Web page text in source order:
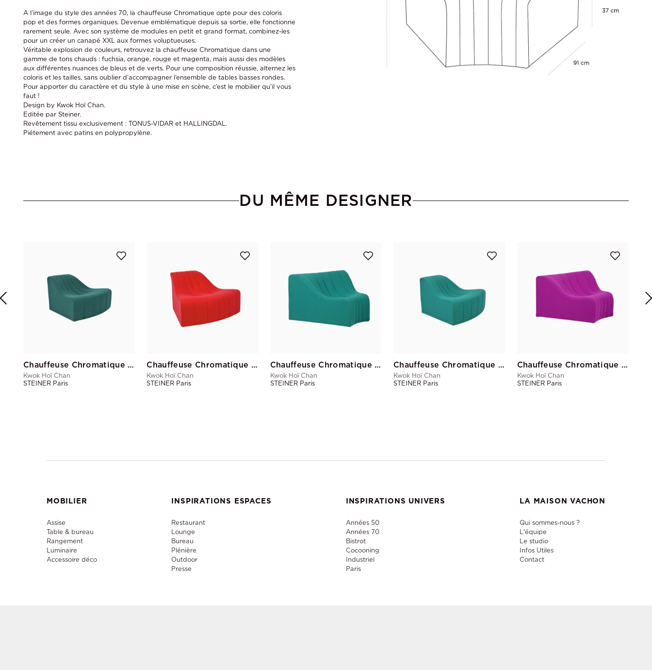
A l’image du style des années 70, la chauffeuse Chromatique opte pour des coloris
pop et des formes organiques. Devenue emblématique depuis sa sortie, elle fonctionne
rarement seule. Avec son système de modules en petit et grand format, combinez-les
pour un créer un canapé XXL aux formes voluptueuses.
Véritable explosion de couleurs, retrouvez la chauffeuse Chromatique dans une
gamme de tons chauds : fuchsia, orange, rouge et magenta, mais aussi des modèles
aux différentes nuances de bleus et de verts. Pour une composition réussie, alternez les
coloris et les tailles, sans oublier d’accompagner l’ensemble de tables basses rondes.
Pour apporter du caractère et du style à une mise en scène, c’est le mobilier qu’il vous
faut !
Design by Kwok Hoï Chan.
Editée par Steiner.
Revêtement tissu exclusivement : TONUS-VIDAR et HALLINGDAL.
Piétement avec patins en polypropylène.
DU MÊME DESIGNER
Chauffeuse Chromatique Vert Sapin Pd
Kwok Hoï Chan
STEINER Paris
Chauffeuse Chromatique Rouge Pd
Kwok Hoï Chan
STEINER Paris
Chauffeuse Chromatique Vert Emeraude Gd
Kwok Hoï Chan
STEINER Paris
Chauffeuse Chromatique Vert Emeraude Pd
Kwok Hoï Chan
STEINER Paris
Chauffeuse Chromatique Magenta Gd
Kwok Hoï Chan
STEINER Paris
MOBILIER
Assise
Table & bureau
Rangement
Luminaire
Accessoire déco
INSPIRATIONS ESPACES
Restaurant
Lounge
Bureau
Plénière
Outdoor
Presse
INSPIRATIONS UNIVERS
Années 50
Années 70
Bistrot
Cocooning
Industriel
Paris
LA MAISON VACHON
Qui sommes-nous ?
L'équipe
Le studio
Infos Utiles
Contact